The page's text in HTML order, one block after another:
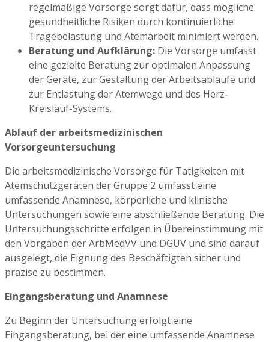
regelmäßige Vorsorge sorgt dafür, dass mögliche
gesundheitliche Risiken durch kontinuierliche
Tragebelastung und Atemarbeit minimiert werden.
Beratung und Aufklärung: Die Vorsorge umfasst
eine gezielte Beratung zur optimalen Anpassung
der Geräte, zur Gestaltung der Arbeitsabläufe und
zur Entlastung der Atemwege und des Herz-
Kreislauf-Systems.
Ablauf der arbeitsmedizinischen
Vorsorgeuntersuchung
Die arbeitsmedizinische Vorsorge für Tätigkeiten mit
Atemschutzgeräten der Gruppe 2 umfasst eine
umfassende Anamnese, körperliche und klinische
Untersuchungen sowie eine abschließende Beratung. Die
Untersuchungsschritte erfolgen in Übereinstimmung mit
den Vorgaben der ArbMedVV und DGUV und sind darauf
ausgelegt, die Eignung des Beschäftigten sicher und
präzise zu bestimmen.
Eingangsberatung und Anamnese
Zu Beginn der Untersuchung erfolgt eine
Eingangsberatung, bei der eine umfassende Anamnese